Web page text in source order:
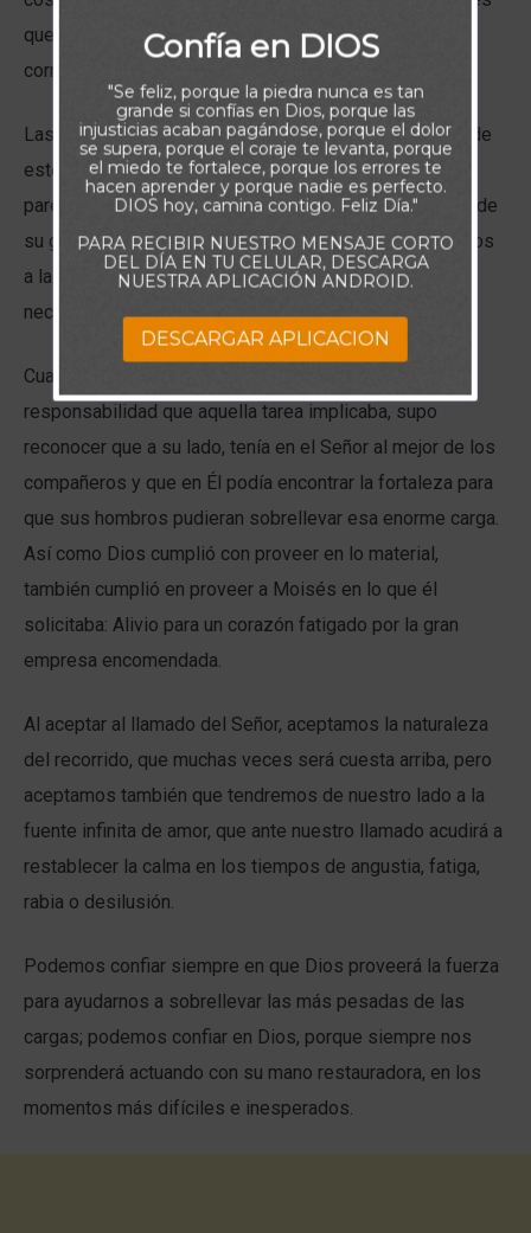
que nos han sido dadas en ese andar y hemos podido
corroborar que junto a Dios no hay nada imposible.
Las escrituras de hoy nos entregan una prueba sólida de
este hecho. Junto al Señor, Moisés consiguió lo que
parecía inalcanzable: la libertad de su pueblo. A través de
su guía Moisés condujo a sus hermanos durante 40 años
a la tierra prometida, cuidando en ese recorrido las
necesidades de cada individuo en cuerpo y alma.
Cuando Moisés se sintió abrumado por la enorme
responsabilidad que aquella tarea implicaba, supo
reconocer que a su lado, tenía en el Señor al mejor de los
compañeros y que en Él podía encontrar la fortaleza para
que sus hombros pudieran sobrellevar esa enorme carga.
Así como Dios cumplió con proveer en lo material,
también cumplió en proveer a Moisés en lo que él
solicitaba: Alivio para un corazón fatigado por la gran
empresa encomendada.
Al aceptar al llamado del Señor, aceptamos la naturaleza
del recorrido, que muchas veces será cuesta arriba, pero
aceptamos también que tendremos de nuestro lado a la
fuente infinita de amor, que ante nuestro llamado acudirá a
restablecer la calma en los tiempos de angustia, fatiga,
rabia o desilusión.
Podemos confiar siempre en que Dios proveerá la fuerza
para ayudarnos a sobrellevar las más pesadas de las
cargas; podemos confiar en Dios, porque siempre nos
sorprenderá actuando con su mano restauradora, en los
momentos más difíciles e inesperados.
Confía en DIOS
"Se feliz, porque la piedra nunca es tan
grande si confías en Dios, porque las
injusticias acaban pagándose, porque el dolor
se supera, porque el coraje te levanta, porque
el miedo te fortalece, porque los errores te
hacen aprender y porque nadie es perfecto.
DIOS hoy, camina contigo. Feliz Día."
PARA RECIBIR NUESTRO MENSAJE CORTO
DEL DÍA EN TU CELULAR, DESCARGA
NUESTRA APLICACIÓN ANDROID.
DESCARGAR APLICACION